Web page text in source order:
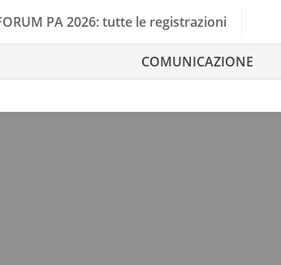
PA 2026: tutte le registrazioni
COMUNICAZIONE